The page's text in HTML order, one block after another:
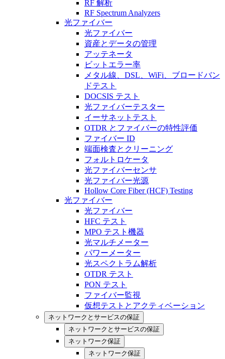
RF 解析
RF Spectrum Analyzers
光ファイバー
光ファイバー
資産とデータの管理
アッテネータ
ビットエラー率
メタル線、DSL、WiFi、ブロードバン
ドテスト
DOCSIS テスト
光ファイバーテスター
イーサネットテスト
OTDR とファイバーの特性評価
ファイバー ID
端面検査とクリーニング
フォルトロケータ
光ファイバーセンサ
光ファイバー光源
Hollow Core Fiber (HCF) Testing
光ファイバー
光ファイバー
HFC テスト
MPO テスト機器
光マルチメーター
パワーメーター
光スペクトラム解析
OTDR テスト
PON テスト
ファイバー監視
仮想テストとアクティベーション
ネットワークとサービスの保証
ネットワークとサービスの保証
ネットワーク保証
ネットワーク保証